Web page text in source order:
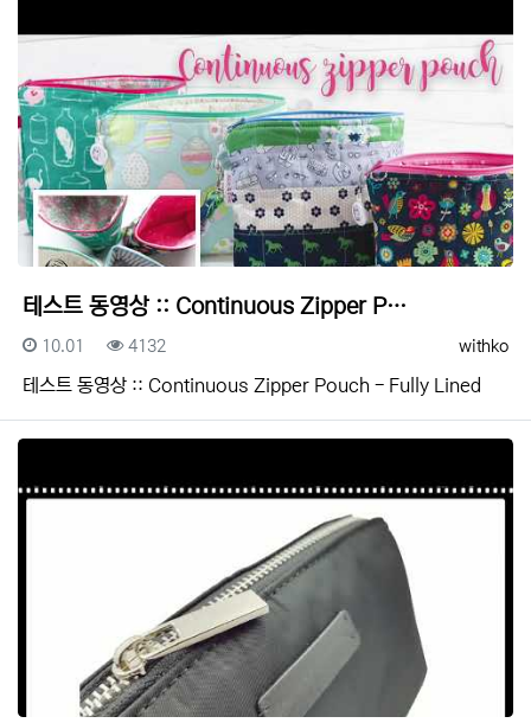
테스트 동영상 :: Continuous Zipper P…
등록자
withko
등록일
10.01 조회
4132
테스트 동영상 :: Continuous Zipper Pouch - Fully Lined